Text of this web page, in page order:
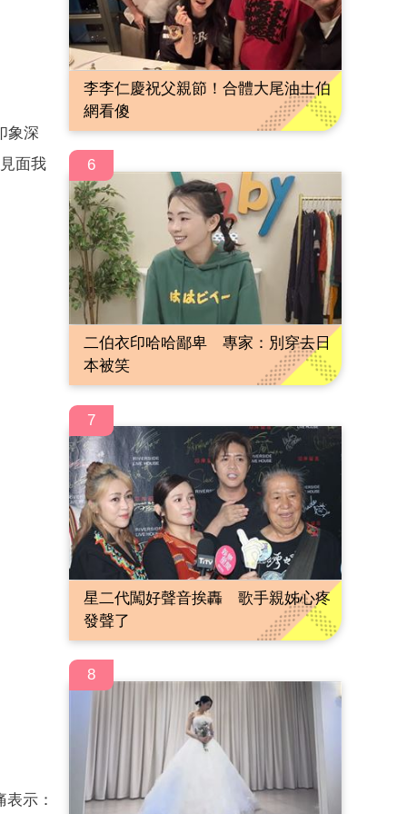
象深
面我
示：
李李仁慶祝父親節！合體大尾油土伯
網看傻
6
二伯衣印哈哈鄙卑 專家：別穿去日
本被笑
7
星二代闖好聲音挨轟 歌手親姊心疼
發聲了
8